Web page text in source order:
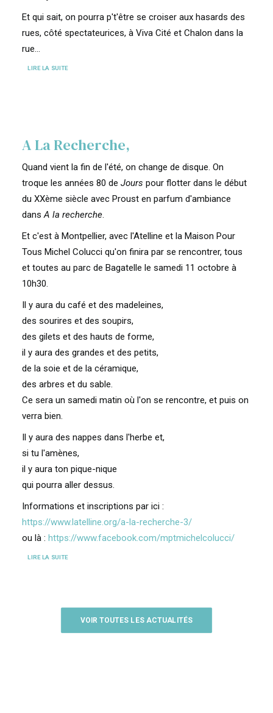
Et qui sait, on pourra p't'être se croiser aux hasards des
rues, côté spectateurices, à Viva Cité et Chalon dans la
rue...
LIRE LA SUITE
A La Recherche,
Quand vient la fin de l'été, on change de disque. On
troque les années 80 de Jours pour flotter dans le début
du XXème siècle avec Proust en parfum d'ambiance
dansA la recherche.
Et c'est à Montpellier, avec l'Atelline et la Maison Pour
Tous Michel Colucci qu'on finira par se rencontrer, tous
et toutes au parc de Bagatelle le samedi 11 octobre à
10h30.
Il y aura du café et des madeleines,
des sourires et des soupirs,
des gilets et des hauts de forme,
il y aura des grandes et des petits,
de la soie et de la céramique,
des arbres et du sable.
Ce sera un samedi matin où l'on se rencontre, et puis on
verra bien.
Il y aura des nappes dans l'herbe et,
si tu l'amènes,
il y aura ton pique-nique
qui pourra aller dessus.
Informations et inscriptions par ici :
https://www.latelline.org/a-la-recherche-3/
ou là : https://www.facebook.com/mptmichelcolucci/
LIRE LA SUITE
VOIR TOUTES LES ACTUALITÉS